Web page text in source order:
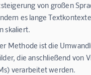
von großen
es lange
skaliert.
Methode ist die
die anschließend von
verarbeitet werden.